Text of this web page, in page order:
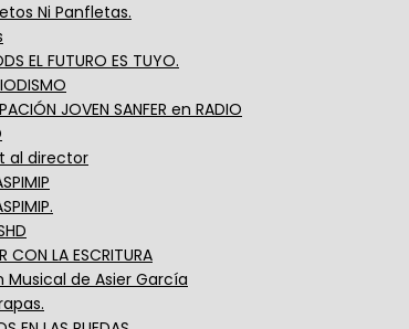
Ni Panfletas.
EL FUTURO ES TUYO.
JOVEN SANFER en RADIO
al director
CON LA ESCRITURA
Musical de Asier García